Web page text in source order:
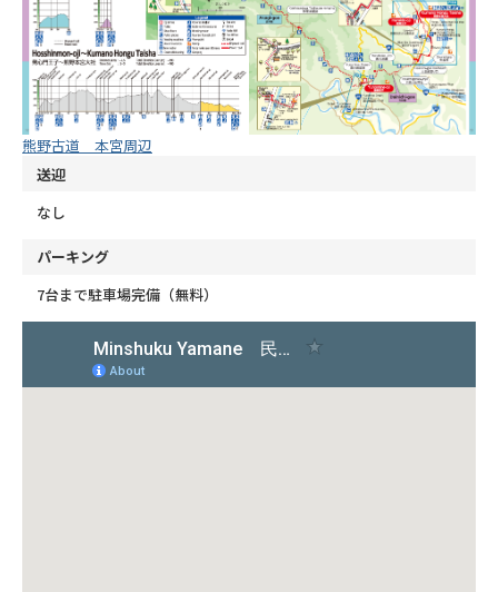
熊野古道 本宮周辺
送迎
なし
パーキング
7台まで駐車場完備（無料）